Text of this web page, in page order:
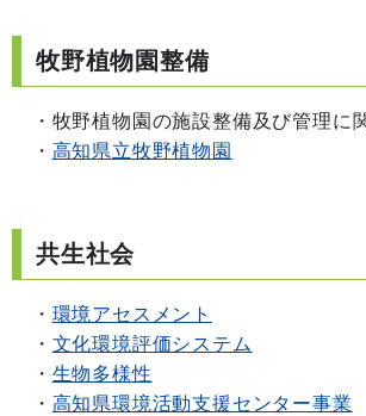
牧野植物園整備
・牧野植物園の施設整備及び管理に
・ 高知県立牧野植物園
共生社会
・ 環境アセスメント
・ 文化環境評価システム
・ 生物多様性
・ 高知県環境活動支援センター事業